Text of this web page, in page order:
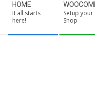
Navigation
Menu
HOME
It all starts
here!
Setup your
Shop